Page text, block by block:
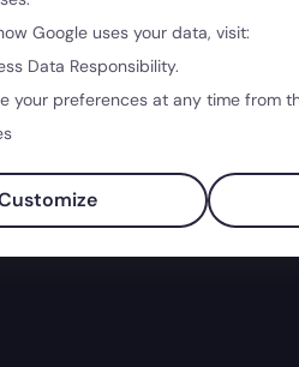
Google uses your data, visit:
Data Responsibility.
your preferences at any time from